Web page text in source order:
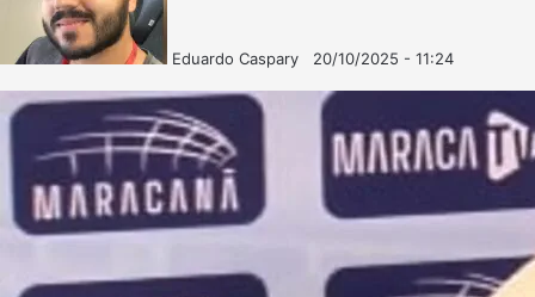
Eduardo Caspary
um
20/10/2025 - 11:24